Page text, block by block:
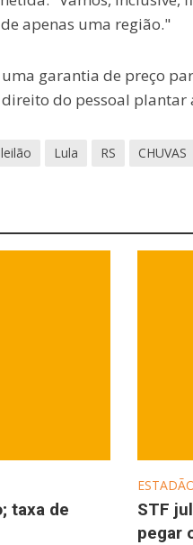
apenas uma região."
garantia de preço
do pessoal
leilão Lula RS CHUVAS
taxa de
STF
pegar